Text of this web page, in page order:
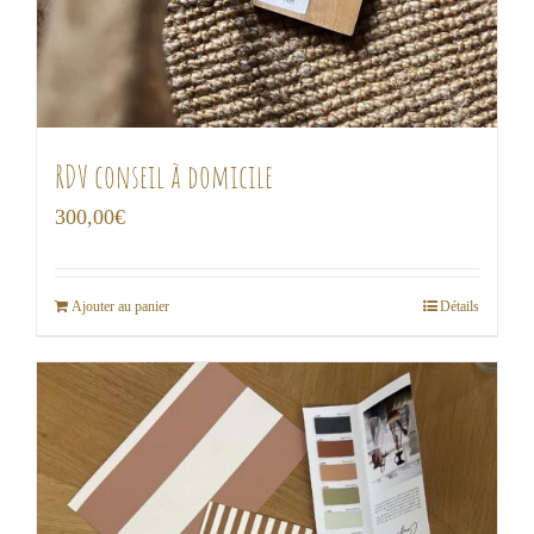
RDV conseil à domicile
300,00€
Ajouter au panier Détails